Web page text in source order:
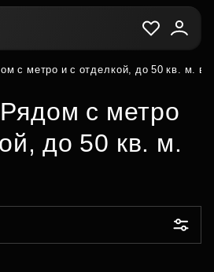
с метро и с отделкой, до 50 кв. м. в
с метро
до 50 кв. м.